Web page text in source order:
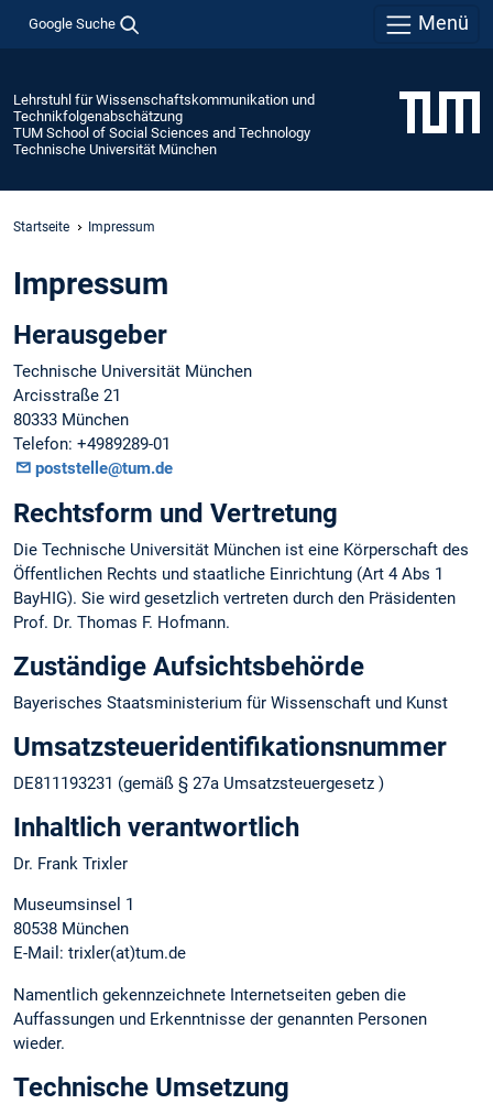
Google Suche Menü
Lehrstuhl für Wissenschaftskommunikation und
Technikfolgenabschätzung
TUM School of Social Sciences and Technology
Technische Universität München
Startseite Impressum
Impressum
Herausgeber
Technische Universität München
Arcisstraße 21
80333 München
Telefon: +4989289-01
poststelle@tum.de
Rechtsform und Vertretung
Die Technische Universität München ist eine Körperschaft des
Öffentlichen Rechts und staatliche Einrichtung (Art 4 Abs 1
BayHIG). Sie wird gesetzlich vertreten durch den Präsidenten
Prof. Dr. Thomas F. Hofmann.
Zuständige Aufsichtsbehörde
Bayerisches Staatsministerium für Wissenschaft und Kunst
Umsatzsteuer­identifikations­nummer
DE811193231 (gemäß § 27a Umsatzsteuergesetz )
Inhaltlich verantwortlich
Dr. Frank Trixler
Museumsinsel 1
80538 München
E-Mail: trixler(at)tum.de
Namentlich gekennzeichnete Internetseiten geben die
Auffassungen und Erkenntnisse der genannten Personen
wieder.
Technische Umsetzung